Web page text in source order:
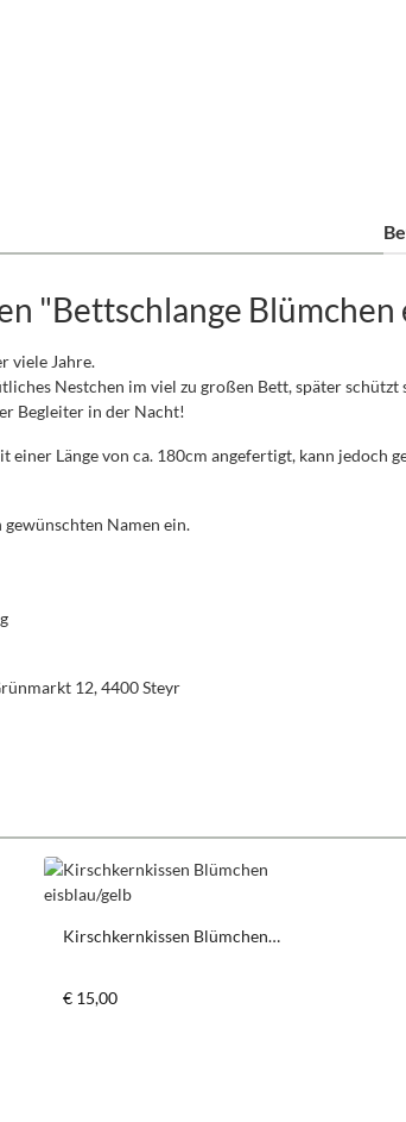
"Bettschlange Blümchen
viele Jahre.
Nestchen im viel zu großen Bett, später
Begleiter in der Nacht!
Länge von ca. 180cm angefertigt, kann
Namen ein.
12, 4400 Steyr
Kirschkernkissen Blümchen
Regulärer Preis:
€ 15,00